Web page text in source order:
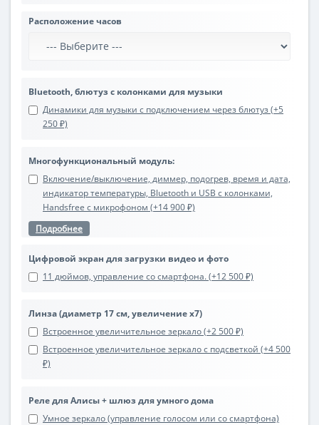
Расположение часов
Bluetooth, блютуз с колонками для музыки
Динамики для музыки с подключением через блютуз (+5
250 ₽)
Многофункциональный модуль:
Включение/выключение, диммер, подогрев, время и дата,
индикатор температуры, Bluetooth и USB с колонками,
Handsfree с микрофоном (+14 900 ₽)
Подробнее
Цифровой экран для загрузки видео и фото
11 дюймов, управление со смартфона. (+12 500 ₽)
Линза (диаметр 17 см, увеличение х7)
Встроенное увеличительное зеркало (+2 500 ₽)
Встроенное увеличительное зеркало с подсветкой (+4 500
₽)
Реле для Алисы + шлюз для умного дома
Умное зеркало (управление голосом или со смартфона)